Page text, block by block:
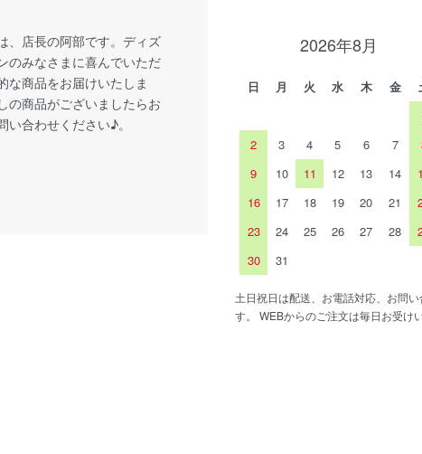
、店長の阿部です。ディズ
のみなさまに喜んでいただ
な商品をお届けいたしま
の商品がございましたらお
い合わせください♪。
2026年8月
日 月 火 水 木 金
2
3 4 5 6 7
9
10 11 12 13 14
16
17 18 19 20 21
23
24 25 26 27 28
30
31
土日祝日は配送、お電話対応、お問
す。 WEBからのご注文は毎日お受け